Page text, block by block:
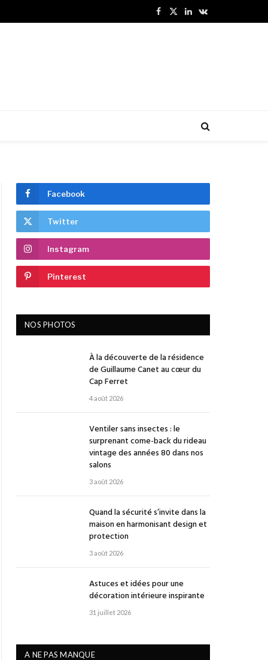
Facebook
X
LinkedInVKontakte
Facebook
Twitter
Instagram
Pinterest
NOS PHOTOS
À la découverte de la résidence
de Guillaume Canet au cœur du
Cap Ferret
4 août 2026
Ventiler sans insectes : le
surprenant come-back du rideau
vintage des années 80 dans nos
salons
3 août 2026
Quand la sécurité s’invite dans la
maison en harmonisant design et
protection
3 août 2026
Astuces et idées pour une
décoration intérieure inspirante
31 juillet 2026
A NE PAS MANQUE